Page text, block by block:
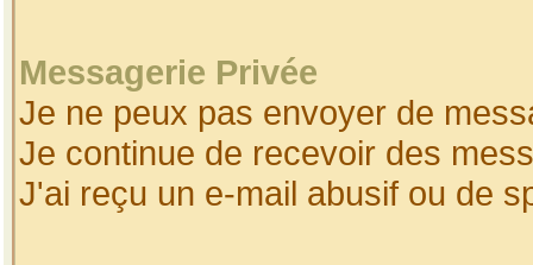
Messagerie Privée
Je ne peux pas envoyer de
Je continue de recevoir des
J'ai reçu un e-mail abusif ou de